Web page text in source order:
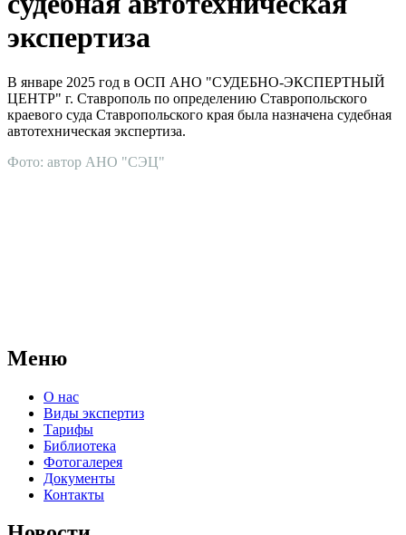
экспертиза
В январе 2025 год в ОСП АНО "СУДЕБНО-ЭКСПЕРТНЫЙ
ЦЕНТР" г. Ставрополь по определению Ставропольского
краевого суда Ставропольского края была назначена судебная
автотехническая экспертиза.
Фото: автор АНО "СЭЦ"
Меню
О нас
Виды экспертиз
Тарифы
Библиотека
Фотогалерея
Документы
Контакты